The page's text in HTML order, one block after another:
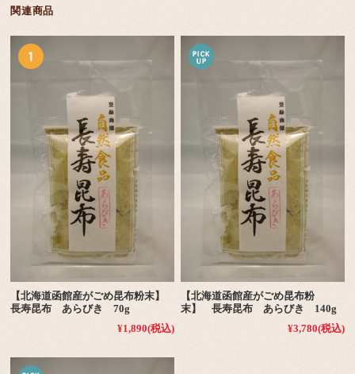
関連商品
【北海道函館産がごめ昆布粉末】
長寿昆布 あらびき 70g
¥1,890(税込)
【北海道函館産がごめ昆布粉
末】 長寿昆布 あらびき 140g
¥3,780(税込)